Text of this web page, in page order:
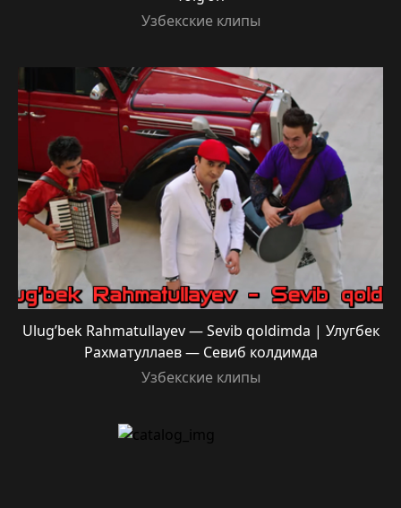
Узбекские клипы
Ulug’bek Rahmatullayev — Sevib qoldimda | Улугбек
Рахматуллаев — Севиб колдимда
Узбекские клипы